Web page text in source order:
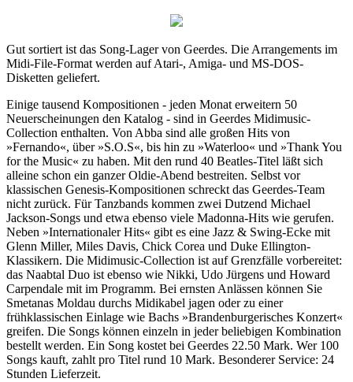
Gut sortiert ist das Song-Lager von Geerdes. Die Arrangements im
Midi-File-Format werden auf Atari-, Amiga- und MS-DOS-
Disketten geliefert.
Einige tausend Kompositionen - jeden Monat erweitern 50
Neuerscheinungen den Katalog - sind in Geerdes Midimusic-
Collection enthalten. Von Abba sind alle großen Hits von
»Fernando«, über »S.O.S«, bis hin zu »Waterloo« und »Thank You
for the Music« zu haben. Mit den rund 40 Beatles-Titel läßt sich
alleine schon ein ganzer Oldie-Abend bestreiten. Selbst vor
klassischen Genesis-Kompositionen schreckt das Geerdes-Team
nicht zurück. Für Tanzbands kommen zwei Dutzend Michael
Jackson-Songs und etwa ebenso viele Madonna-Hits wie gerufen.
Neben »Internationaler Hits« gibt es eine Jazz & Swing-Ecke mit
Glenn Miller, Miles Davis, Chick Corea und Duke Ellington-
Klassikern. Die Midimusic-Collection ist auf Grenzfälle vorbereitet:
das Naabtal Duo ist ebenso wie Nikki, Udo Jürgens und Howard
Carpendale mit im Programm. Bei ernsten Anlässen können Sie
Smetanas Moldau durchs Midikabel jagen oder zu einer
frühklassischen Einlage wie Bachs »Brandenburgerisches Konzert«
greifen. Die Songs können einzeln in jeder beliebigen Kombination
bestellt werden. Ein Song kostet bei Geerdes 22.50 Mark. Wer 100
Songs kauft, zahlt pro Titel rund 10 Mark. Besonderer Service: 24
Stunden Lieferzeit.